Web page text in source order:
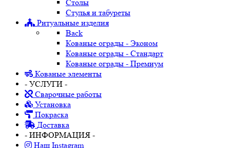
Столы
Стулья и табуреты
Ритуальные изделия
Back
Кованые ограды - Эконом
Кованые ограды - Стандарт
Кованые ограды - Премиум
Кованые элементы
- УСЛУГИ -
Сварочные работы
Установка
Покраска
Доставка
- ИНФОРМАЦИЯ -
Наш Instagram